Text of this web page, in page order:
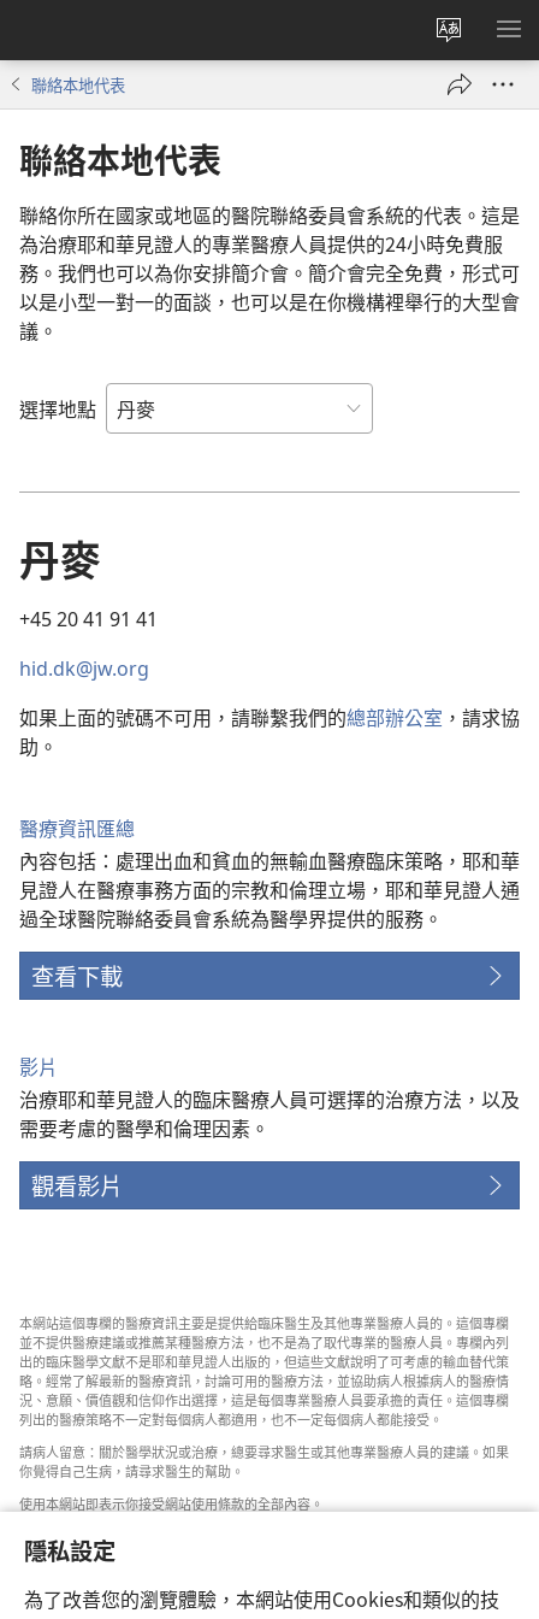
隱私設定
為了改善您的瀏覽體驗，本網站使用Cookies和類似的技
更
改
網
顯
聯絡本地代表
聯絡本地代表
聯絡你所在國家或地區的醫院聯絡委員會系統的代表。這是
為治療耶和華見證人的專業醫療人員提供的24小時免費服
務。我們也可以為你安排簡介會。簡介會完全免費，形式可
以是小型一對一的面談，也可以是在你機構裡舉行的大型會
議。
選擇地點
丹麥
+45 20 41 91 41
hid.dk@jw.org
如果上面的號碼不可用，請聯繫我們的總部辦公室 ，請求協
助。
醫療資訊匯總
內容包括：處理出血和貧血的無輸血醫療臨床策略，耶和華
見證人在醫療事務方面的宗教和倫理立場，耶和華見證人通
過全球醫院聯絡委員會系統為醫學界提供的服務。
查看下載
影片
治療耶和華見證人的臨床醫療人員可選擇的治療方法，以及
需要考慮的醫學和倫理因素。
觀看影片
本網站這個專欄的醫療資訊主要是提供給臨床醫生及其他專業醫療人員的。這個專欄
並不提供醫療建議或推薦某種醫療方法，也不是為了取代專業的醫療人員。專欄內列
出的臨床醫學文獻不是耶和華見證人出版的，但這些文獻說明了可考慮的輸血替代策
略。經常了解最新的醫療資訊，討論可用的醫療方法，並協助病人根據病人的醫療情
況、意願、價值觀和信仰作出選擇，這是每個專業醫療人員要承擔的責任。這個專欄
列出的醫療策略不一定對每個病人都適用，也不一定每個病人都能接受。
請病人留意：關於醫學狀況或治療，總要尋求醫生或其他專業醫療人員的建議。如果
你覺得自己生病，請尋求醫生的幫助。
使用本網站即表示你接受網站使用條款的全部內容。